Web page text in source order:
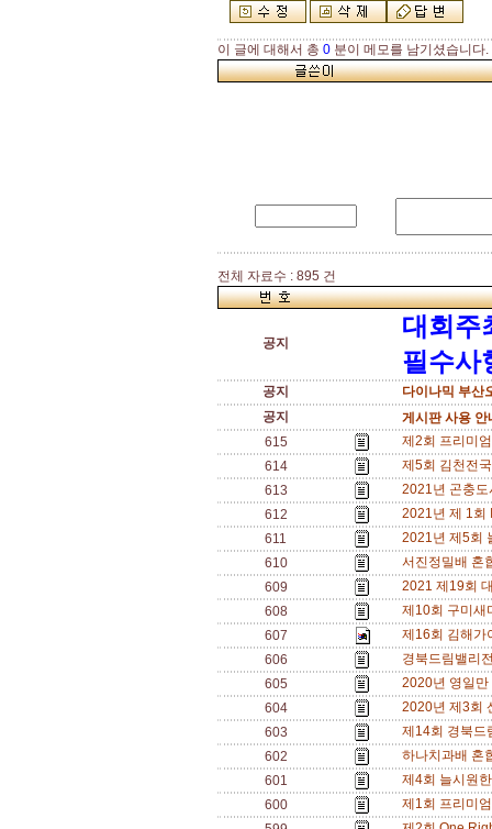
이 글에 대해서 총 0 분이 메모를 남기셨습니다.
전체 자료수 : 895 건
공지
대회주
필수사
공지
다이나믹 부산
공지
게시판 사용
615
제2회 프리미
614
제5회 김천전
613
2021년 곤충
612
2021년 제 1회
611
2021년 제5회
610
서진정밀배 혼
609
2021 제19회
608
제10회 구미새
607
제16회 김해가
606
경북드림밸리
605
2020년 영일
604
2020년 제3회
603
제14회 경북드
602
하나치과배 혼
601
제4회 늘시원
600
제1회 프리미